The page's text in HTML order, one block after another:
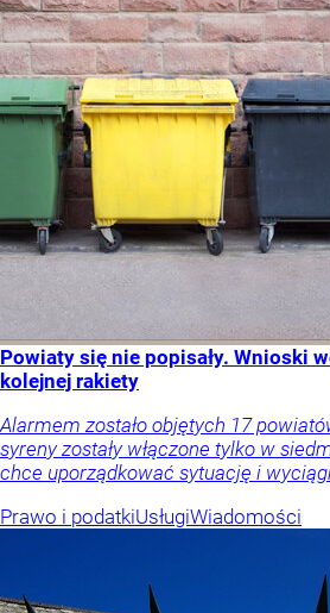
Powiaty się nie popisały. Wnioski
kolejnej rakiety
Alarmem zostało objętych 17
syreny zostały włączone tylko w
chce uporządkować sytuację i
Prawo i podatkiUsługiWiadomości